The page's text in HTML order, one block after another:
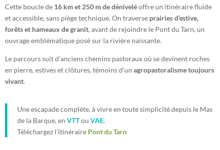
Cette boucle de 16 km et 250 m de déniveléoffre un itinéraire fluide
et accessible, sans piège technique. On traverse prairies d’estive,
forêts et hameaux de granit, avant de rejoindre le Pont du Tarn, un
ouvrage emblématique posé sur la rivière naissante.
Le parcours suit d’anciens chemins pastoraux où se devinent ruches
en pierre, estives et clôtures, témoins d’un agropastoralisme toujours
vivant.
Une escapade complète, à vivre en toute simplicité depuis le Mas
de la Barque, en VTTou VAE.
Téléchargez l’itinéraire Pont du Tarn